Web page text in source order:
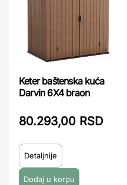
Keter baštenska kuća
Darvin 6X4 braon
80.293,00 RSD
Detaljnije